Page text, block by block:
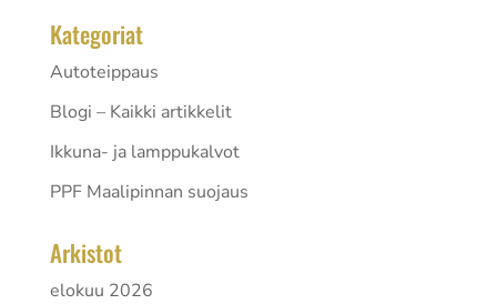
Kategoriat
Autoteippaus
Blogi – Kaikki artikkelit
Ikkuna- ja lamppukalvot
PPF Maalipinnan suojaus
Arkistot
elokuu 2026